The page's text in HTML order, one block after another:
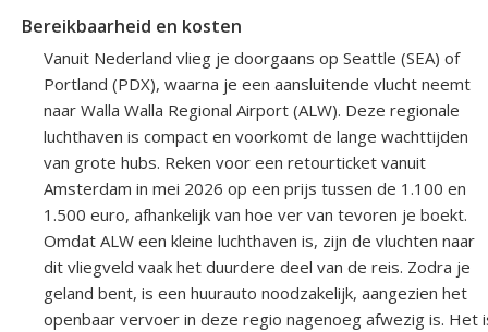
Bereikbaarheid en kosten
Vanuit Nederland vlieg je doorgaans op Seattle (SEA) of
Portland (PDX), waarna je een aansluitende vlucht neemt
naar Walla Walla Regional Airport (ALW). Deze regionale
luchthaven is compact en voorkomt de lange wachttijden
van grote hubs. Reken voor een retourticket vanuit
Amsterdam in mei 2026 op een prijs tussen de 1.100 en
1.500 euro, afhankelijk van hoe ver van tevoren je boekt.
Omdat ALW een kleine luchthaven is, zijn de vluchten naar
dit vliegveld vaak het duurdere deel van de reis. Zodra je
geland bent, is een huurauto noodzakelijk, aangezien het
openbaar vervoer in deze regio nagenoeg afwezig is. Het